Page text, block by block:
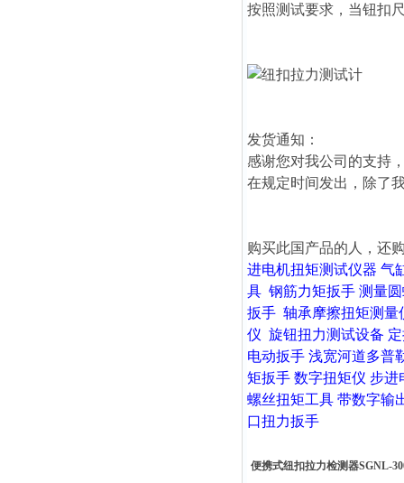
按照测试要求，当钮扣
发货通知：
感谢您对我公司的支持
在规定时间发出，除了
购买此国产品的人，还
进电机扭矩测试仪器 气
具 钢筋力矩扳手 测量
扳手 轴承摩擦扭矩测量
仪 旋钮扭力测试设备
电动扳手 浅宽河道多普
矩扳手 数字扭矩仪 步进
螺丝扭矩工具 带数字输
口扭力扳手
便携式纽扣拉力检测器SGNL-